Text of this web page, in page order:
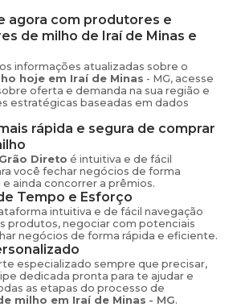
agora com produtores e
de milho de Iraí de Minas e
informações atualizadas sobre o
hoje em Iraí de Minas - MG, acesse
oferta e demanda na sua região e
estratégicas baseadas em dados
rápida e segura de comprar
Grão Direto é intuitiva e de fácil
você fechar negócios de forma
e ainda concorrer a prêmios.
Tempo e Esforço
intuitiva e de fácil navegação
produtos, negociar com potenciais
negócios de forma rápida e eficiente.
especializado sempre que precisar,
dedicada pronta para te ajudar e
as etapas do processo de
milho em Iraí de Minas - MG.